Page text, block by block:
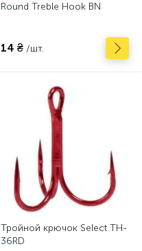
Round Treble Hook BN
14 ₴ /шт.
Тройной крючок Select TH-
36RD